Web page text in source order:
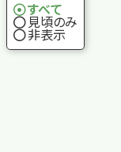
すべて
見頃のみ
非表示